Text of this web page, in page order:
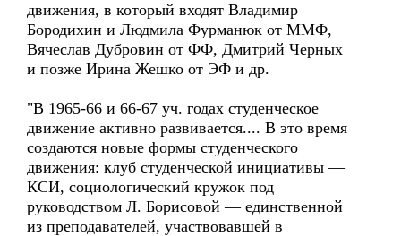
движения, в который входят Владимир
Бородихин и Людмила Фурманюк от ММФ,
Вячеслав Дубровин от ФФ, Дмитрий Черных
и позже Ирина Жешко от ЭФ и др.
"В 1965-66 и 66-67 уч. годах студенческое
движение активно развивается.... В это время
создаются новые формы студенческого
движения: клуб студенческой инициативы —
КСИ, социологический кружок под
руководством Л. Борисовой — единственной
из преподавателей, участвовавшей в